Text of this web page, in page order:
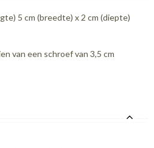
5 cm (breedte) x 2 cm (diepte)
van een schroef van 3,5 cm